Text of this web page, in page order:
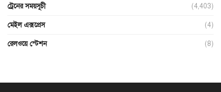
ট্রেনের সময়সূচী (4,403)
মেইল এক্সপ্রেস (4)
রেলওয়ে স্টেশন (8)